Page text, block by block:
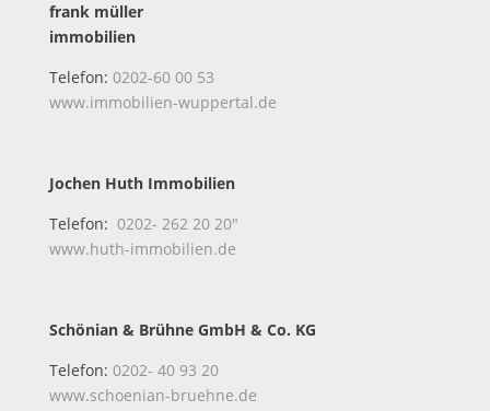
frank müller
immobilien
Telefon: 0202-60 00 53
www.immobilien-wuppertal.de
Jochen Huth Immobilien
Telefon: 0202- 262 20 20″
www.huth-immobilien.de
Schönian & Brühne GmbH & Co. KG
Telefon: 0202- 40 93 20
www.schoenian-bruehne.de